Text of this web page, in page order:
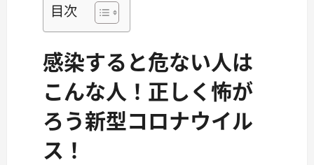
目次
感染すると危ない人は
こんな人！正しく怖が
ろう新型コロナウイル
ス！